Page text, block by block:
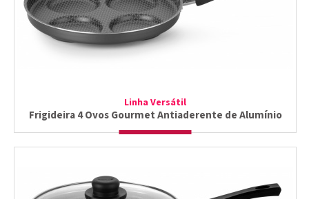
Linha Versátil
Frigideira 4 Ovos Gourmet Antiaderente de Alumínio